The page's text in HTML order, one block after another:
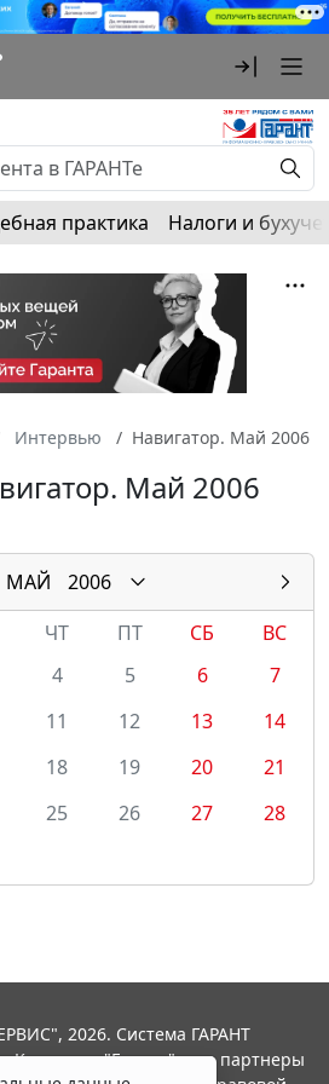
практика Налоги и
Интервью Навигатор. Май 2006
Май 2006
МАЙ
2006
ЧТ ПТ СБ
ВС
4 5 6
7
11 12 13
14
18 19 20
21
25 26 27
28
2026. Система ГАРАНТ
Компания "Гарант" и ее партнеры